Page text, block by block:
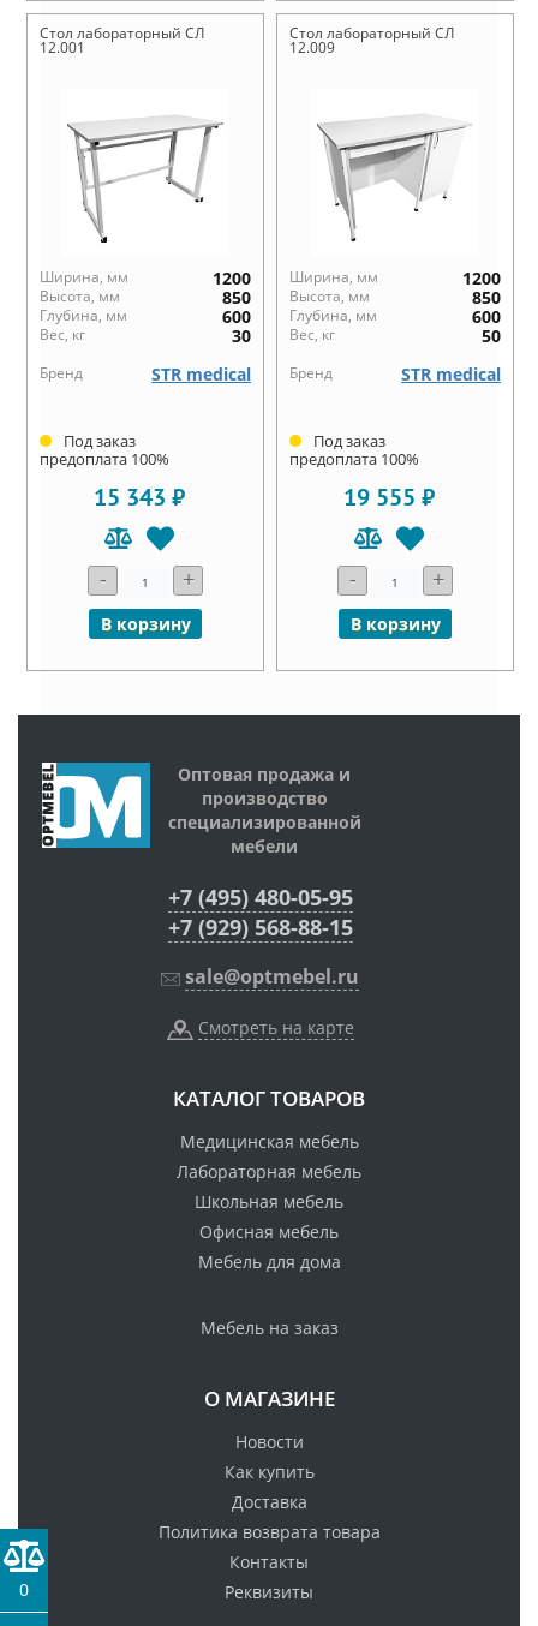
Стол лабораторный СЛ
12.001
Ширина, мм 1200
Высота, мм 850
Глубина, мм 600
Вес, кг 30
Бренд STR medical
Под заказ
предоплата 100%
15 343 ₽
- +
В корзину
Стол лабораторный СЛ
12.009
Ширина, мм 1200
Высота, мм 850
Глубина, мм 600
Вес, кг 50
Бренд STR medical
Под заказ
предоплата 100%
19 555 ₽
- +
В корзину
Оптовая продажа и
производство
специализированной
мебели
+7 (495) 480-05-95
+7 (929) 568-88-15
sale@optmebel.ru
Смотреть на карте
КАТАЛОГ ТОВАРОВ
Медицинская мебель
Лабораторная мебель
Школьная мебель
Офисная мебель
Мебель для дома
Мебель на заказ
О МАГАЗИНЕ
Новости
Как купить
Доставка
Политика возврата товара
Контакты
Реквизиты
0